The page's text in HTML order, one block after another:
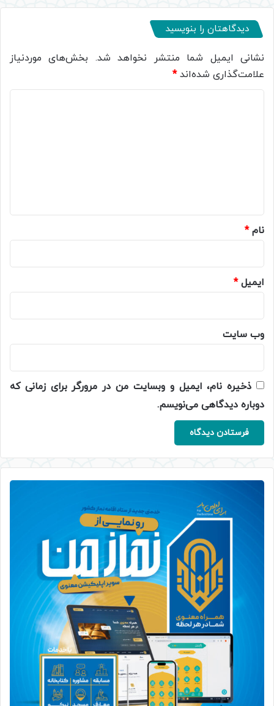
دیدگاهتان را بنویسید
نشانی ایمیل شما منتشر نخواهد شد. بخش‌های موردنیاز
علامت‌گذاری شده‌اند*
نام*
ایمیل*
وب‌ سایت
ذخیره نام، ایمیل و وبسایت من در مرورگر برای زمانی که
دوباره دیدگاهی می‌نویسم.